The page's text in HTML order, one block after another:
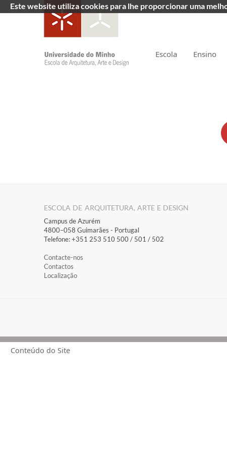
Escola Ensino
ESCOLA DE ARQUITETURA, ARTE E DESIGN
Campus de Azurém
4800–058 Guimarães​ - Portugal
Telefone: +351 253 510 500 / 501 / 502
Contacte-nos
Contactos
Localização
Conteúdo do Site
Este website utiliza cookies para lhe proporcionar uma